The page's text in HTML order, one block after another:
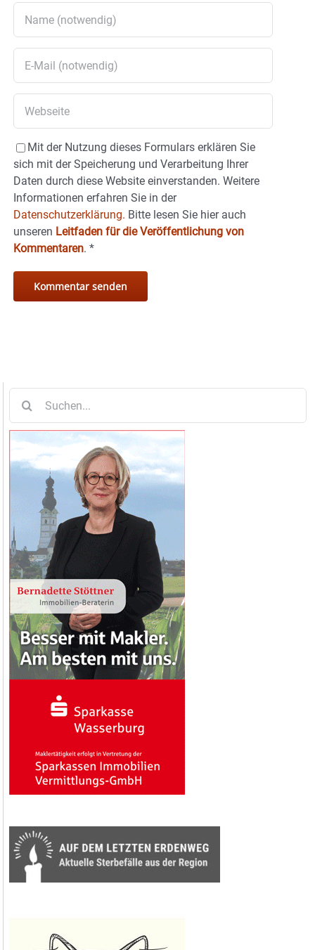
Mit der Nutzung dieses Formulars erklären Sie
sich mit der Speicherung und Verarbeitung Ihrer
Daten durch diese Website einverstanden. Weitere
Informationen erfahren Sie in der
Datenschutzerklärung. Bitte lesen Sie hier auch
unseren Leitfaden für die Veröffentlichung von
Kommentaren. *
nach: